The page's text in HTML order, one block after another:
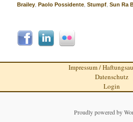
Brailey,Paolo Possidente,Stumpf,Sun Ra
Impressum /
Datenschutz
Login
Proudly powered by